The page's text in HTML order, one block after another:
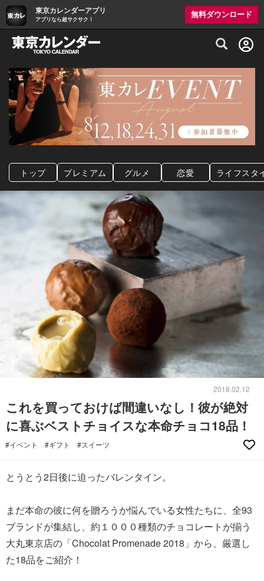
東京カレンダーアプリ
アプリなら超サクサク！
無料ダウンロード
グルメ情報・プレミアムレストラン予約
トップ プレミアム グルメ 恋愛 ライフスタ
2018.02.12
これを買っておけば間違いなし！彼が絶対
に喜ぶベストチョイスな本命チョコ18品！
#イベント #ギフト #スイーツ
とうとう2日後に迫ったバレンタイン。
まだ本命の彼に何を贈ろうか悩んでいる女性たちに、全93
ブランドが集結し、約１０００種類のチョコレートが揃う
大丸東京店の「Chocolat Promenade 2018」から、厳選し
た18品をご紹介！